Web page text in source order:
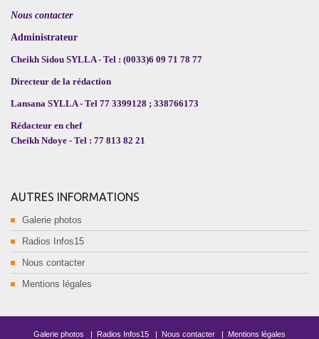
Nous contacter
Administrateur
Cheikh Sidou SYLLA - Tel : (0033)6 09 71 78 77
Directeur de la rédaction
Lansana SYLLA - Tel 77 3399128 ; 338766173
Rédacteur en chef
Cheikh Ndoye - Tel : 77 813 82 21
AUTRES INFORMATIONS
Galerie photos
Radios Infos15
Nous contacter
Mentions légales
Galerie photos | Radios Infos15 | Nous contacter | Mentions légales